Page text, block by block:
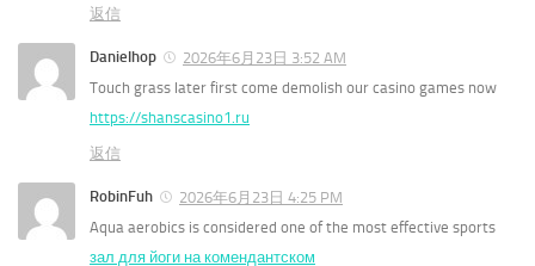
返信
Danielhop
2026年6月23日 3:52 AM
Touch grass later first come demolish our casino games now
https://shanscasino1.ru
返信
RobinFuh
2026年6月23日 4:25 PM
Aqua aerobics is considered one of the most effective sports
зал для йоги на комендантском